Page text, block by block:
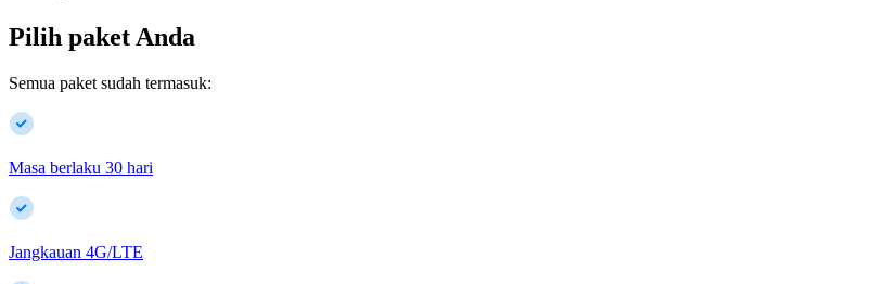
Pilih paket Anda
Semua paket sudah termasuk:
Masa berlaku 30 hari
Jangkauan 4G/LTE